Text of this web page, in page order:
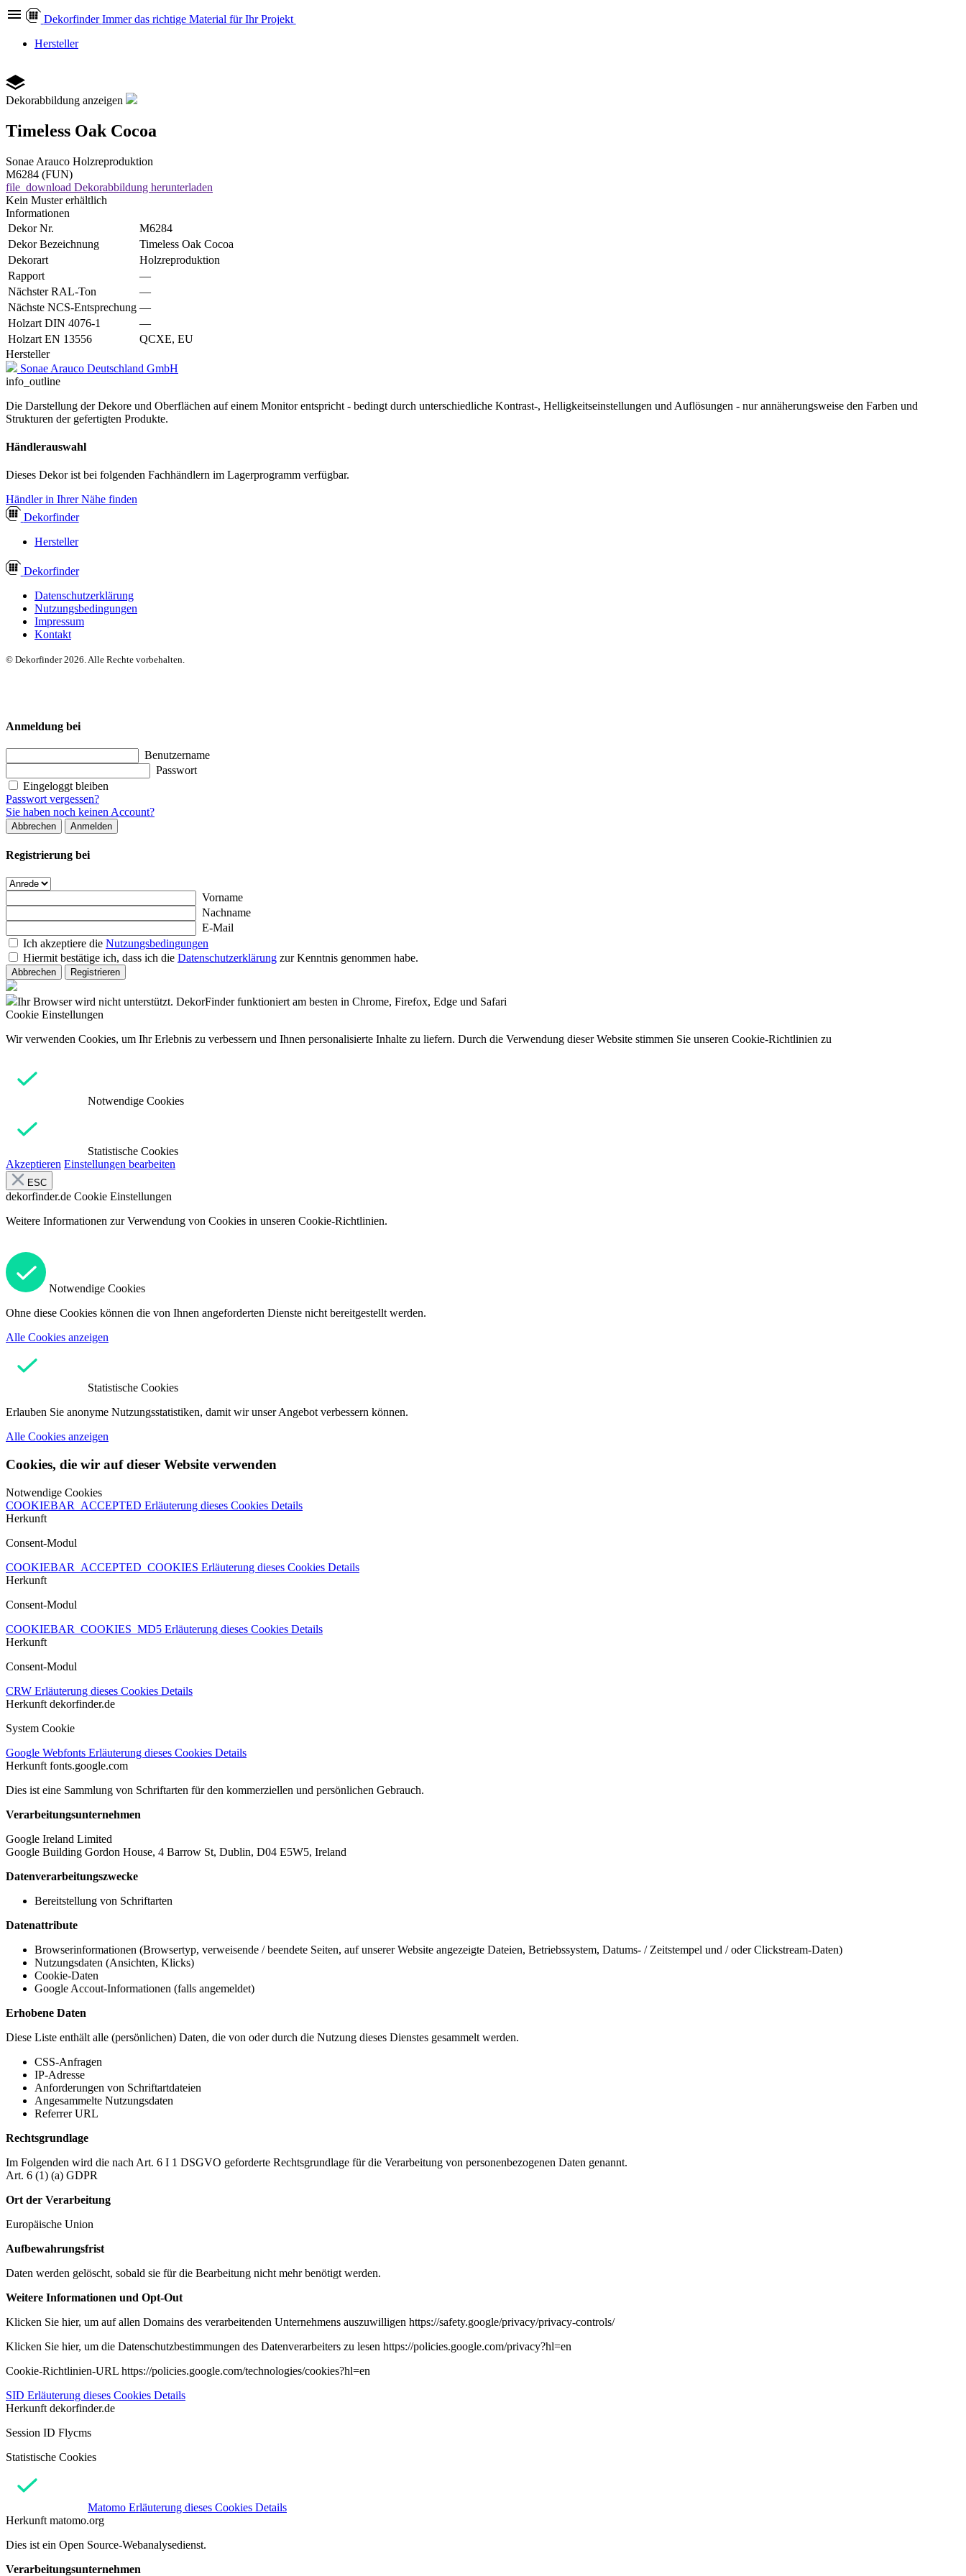
Dekorfinder Immer das richtige Material für Ihr Projekt
Hersteller
Dekorabbildung anzeigen
Timeless Oak Cocoa
Sonae Arauco Holzreproduktion
M6284 (FUN)
file_download Dekorabbildung herunterladen
Kein Muster erhältlich
Informationen
Dekor Nr.
M6284
Dekor Bezeichnung
Timeless Oak Cocoa
Dekorart
Holzreproduktion
Rapport
—
Nächster RAL-Ton
—
Nächste NCS-Entsprechung —
Holzart DIN 4076-1
—
Holzart EN 13556
QCXE, EU
Hersteller
Sonae Arauco Deutschland GmbH
info_outline
Die Darstellung der Dekore und Oberflächen auf einem Monitor entspricht - bedingt durch unterschiedliche Kontrast-, Helligkeitseinstellungen und Auflösungen - nur annäherungsweise den Farben und
Strukturen der gefertigten Produkte.
Händlerauswahl
Dieses Dekor ist bei folgenden Fachhändlern im Lagerprogramm verfügbar.
Händler in Ihrer Nähe finden
Dekorfinder
Hersteller
Dekorfinder
Datenschutzerklärung
Nutzungsbedingungen
Impressum
Kontakt
© Dekorfinder 2026. Alle Rechte vorbehalten.
Anmeldung bei
Benutzername
Passwort
Eingeloggt bleiben
Passwort vergessen?
Sie haben noch keinen Account?
Abbrechen Anmelden
Registrierung bei
Vorname
Nachname
E-Mail
Ich akzeptiere die Nutzungsbedingungen
Hiermit bestätige ich, dass ich die Datenschutzerklärung zur Kenntnis genommen habe.
Abbrechen Registrieren
Ihr Browser wird nicht unterstützt. DekorFinder funktioniert am besten in Chrome, Firefox, Edge und Safari
Cookie Einstellungen
Wir verwenden Cookies, um Ihr Erlebnis zu verbessern und Ihnen personalisierte Inhalte zu liefern. Durch die Verwendung dieser Website stimmen Sie unseren Cookie-Richtlinien zu
Notwendige Cookies
Statistische Cookies
Akzeptieren Einstellungen bearbeiten
ESC
dekorfinder.de Cookie Einstellungen
Weitere Informationen zur Verwendung von Cookies in unseren Cookie-Richtlinien.
Notwendige Cookies
Ohne diese Cookies können die von Ihnen angeforderten Dienste nicht bereitgestellt werden.
Alle Cookies anzeigen
Statistische Cookies
Erlauben Sie anonyme Nutzungsstatistiken, damit wir unser Angebot verbessern können.
Alle Cookies anzeigen
Cookies, die wir auf dieser Website verwenden
Notwendige Cookies
COOKIEBAR_ACCEPTED Erläuterung dieses Cookies Details
Herkunft
Consent-Modul
COOKIEBAR_ACCEPTED_COOKIES Erläuterung dieses Cookies Details
Herkunft
Consent-Modul
COOKIEBAR_COOKIES_MD5 Erläuterung dieses Cookies Details
Herkunft
Consent-Modul
CRW Erläuterung dieses Cookies Details
Herkunft dekorfinder.de
System Cookie
Google Webfonts Erläuterung dieses Cookies Details
Herkunft fonts.google.com
Dies ist eine Sammlung von Schriftarten für den kommerziellen und persönlichen Gebrauch.
Verarbeitungsunternehmen
Google Ireland Limited
Google Building Gordon House, 4 Barrow St, Dublin, D04 E5W5, Ireland
Datenverarbeitungszwecke
Bereitstellung von Schriftarten
Datenattribute
Browserinformationen (Browsertyp, verweisende / beendete Seiten, auf unserer Website angezeigte Dateien, Betriebssystem, Datums- / Zeitstempel und / oder Clickstream-Daten)
Nutzungsdaten (Ansichten, Klicks)
Cookie-Daten
Google Accout-Informationen (falls angemeldet)
Erhobene Daten
Diese Liste enthält alle (persönlichen) Daten, die von oder durch die Nutzung dieses Dienstes gesammelt werden.
CSS-Anfragen
IP-Adresse
Anforderungen von Schriftartdateien
Angesammelte Nutzungsdaten
Referrer URL
Rechtsgrundlage
Im Folgenden wird die nach Art. 6 I 1 DSGVO geforderte Rechtsgrundlage für die Verarbeitung von personenbezogenen Daten genannt.
Art. 6 (1) (a) GDPR
Ort der Verarbeitung
Europäische Union
Aufbewahrungsfrist
Daten werden gelöscht, sobald sie für die Bearbeitung nicht mehr benötigt werden.
Weitere Informationen und Opt-Out
Klicken Sie hier, um auf allen Domains des verarbeitenden Unternehmens auszuwilligen https://safety.google/privacy/privacy-controls/
Klicken Sie hier, um die Datenschutzbestimmungen des Datenverarbeiters zu lesen https://policies.google.com/privacy?hl=en
Cookie-Richtlinien-URL https://policies.google.com/technologies/cookies?hl=en
SID Erläuterung dieses Cookies Details
Herkunft dekorfinder.de
Session ID Flycms
Statistische Cookies
Matomo Erläuterung dieses Cookies Details
Herkunft matomo.org
Dies ist ein Open Source-Webanalysedienst.
Verarbeitungsunternehmen